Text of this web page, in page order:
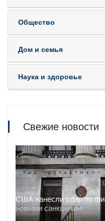
Общество
Дом и семья
Наука и здоровье
Свежие новости
США нанесли удар по
новыми санкциями